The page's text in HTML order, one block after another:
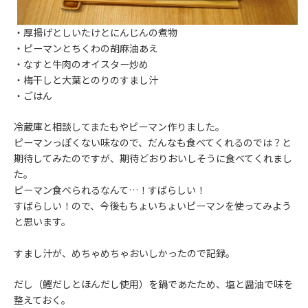
・厚揚げとしいたけとにんじんの煮物
・ピーマンとちくわの胡麻油あえ
・なすと牛肉のオイスター炒め
・梅干しと大葉とのりのすまし汁
・ごはん
冷蔵庫と相談してまたもやピーマン作りました。
ピーマンっぽくない味なので、だんなも食べてくれるのでは？と
期待してみたのですが、期待どおりおいしそうに食べてくれまし
た。
ピーマン食べられるなんて…！すばらしい！
すばらしい！ので、今後もちょいちょいピーマンを使ってみよう
と思います。
すまし汁が、めちゃめちゃおいしかったので記録。
だし（鰹だしとほんだし使用）を鍋であたため、塩と醤油で味を
整えておく。